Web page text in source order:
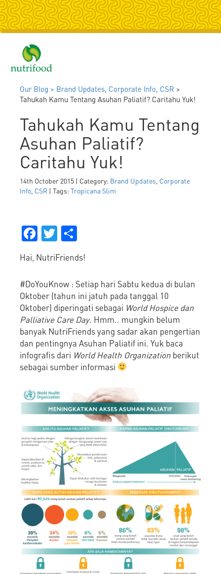
Our Blog > Brand Updates, Corporate Info, CSR >
Tahukah Kamu Tentang Asuhan Paliatif? Caritahu Yuk!
Tahukah Kamu Tentang
Asuhan Paliatif?
Caritahu Yuk!
14th October 2015 | Category: Brand Updates Corporate
Info CSR | Tags: Tropicana Slim
Facebook
Twitter
Hai, NutriFriends!
#DoYouKnow : Setiap hari Sabtu kedua di bulan
Oktober (tahun ini jatuh pada tanggal 10
Oktober) diperingati sebagai World Hospice dan
Palliative Care Day. Hmm.. mungkin belum
banyak NutriFriends yang sadar akan pengertian
dan pentingnya Asuhan Paliatif ini. Yuk baca
infografis dari World Health Organization berikut
sebagai sumber informasi